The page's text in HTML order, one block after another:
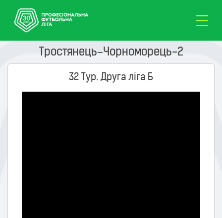
Тростянець–Чорноморець-2
32 Тур. Друга ліга Б